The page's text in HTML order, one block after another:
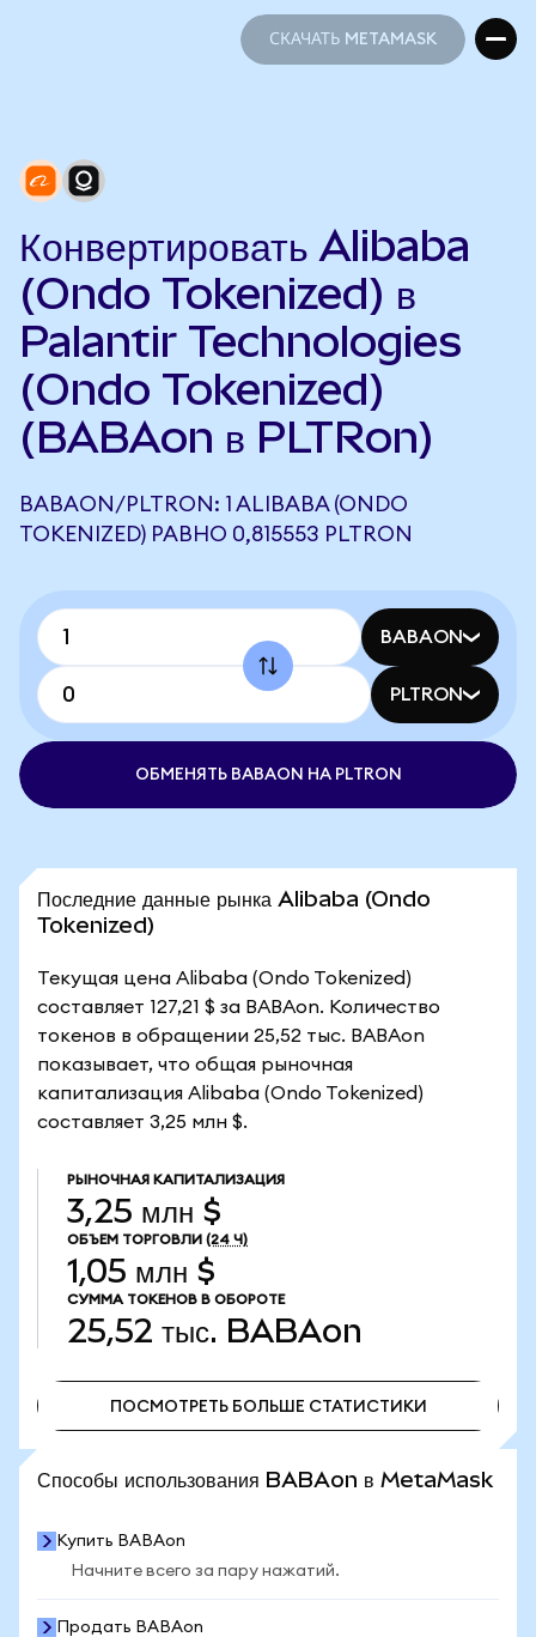
СКАЧАТЬ METAMASK
Конвертировать Alibaba
(Ondo Tokenized) в
Palantir Technologies
(Ondo Tokenized)
(BABAon в PLTRon)
BABAON/PLTRON: 1 ALIBABA (ONDO
TOKENIZED) РАВНО 0,815553 PLTRON
BABAON
PLTRON
ОБМЕНЯТЬ BABAON НА PLTRON
Последние данные рынка Alibaba (Ondo
Tokenized)
Текущая цена Alibaba (Ondo Tokenized)
составляет 127,21 $ за BABAon. Количество
токенов в обращении 25,52 тыс. BABAon
показывает, что общая рыночная
капитализация Alibaba (Ondo Tokenized)
составляет 3,25 млн $.
РЫНОЧНАЯ КАПИТАЛИЗАЦИЯ
3,25 млн $
ОБЪЕМ ТОРГОВЛИ (24 Ч)
1,05 млн $
СУММА ТОКЕНОВ В ОБОРОТЕ
25,52 тыс. BABAon
ПОСМОТРЕТЬ БОЛЬШЕ СТАТИСТИКИ
Способы использования BABAon в MetaMask
Купить BABAon
Начните всего за пару нажатий.
Продать BABAon